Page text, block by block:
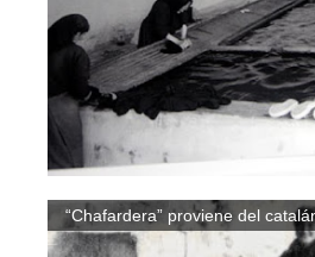
“Chafardera” proviene del